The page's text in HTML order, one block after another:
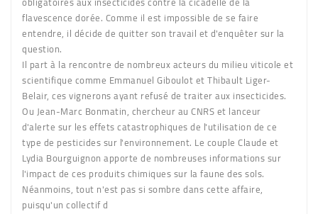
flavescence dorée. Comme il est impossible de se faire
entendre, il décide de quitter son travail et d'enquêter sur la
question.
Il part à la rencontre de nombreux acteurs du milieu viticole et
scientifique comme Emmanuel Giboulot et Thibault Liger-
Belair, ces vignerons ayant refusé de traiter aux insecticides.
Ou Jean-Marc Bonmatin, chercheur au CNRS et lanceur
d'alerte sur les effets catastrophiques de l'utilisation de ce
type de pesticides sur l'environnement. Le couple Claude et
Lydia Bourguignon apporte de nombreuses informations sur
l'impact de ces produits chimiques sur la faune des sols.
Néanmoins, tout n'est pas si sombre dans cette affaire,
puisqu'un collectif d